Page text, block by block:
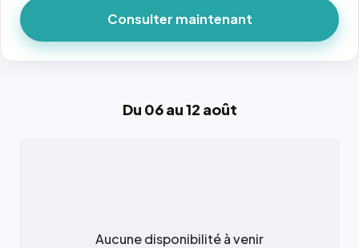
Du 06 au 12 août
Aucune disponibilité à venir
Consulter maintenant